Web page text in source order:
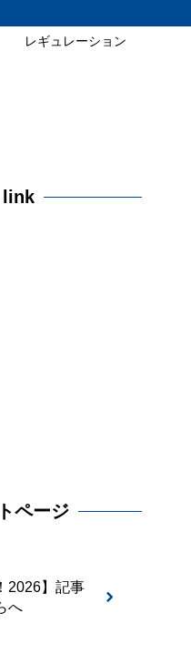
レギュレーション
link
ページ
2026】記事
へ